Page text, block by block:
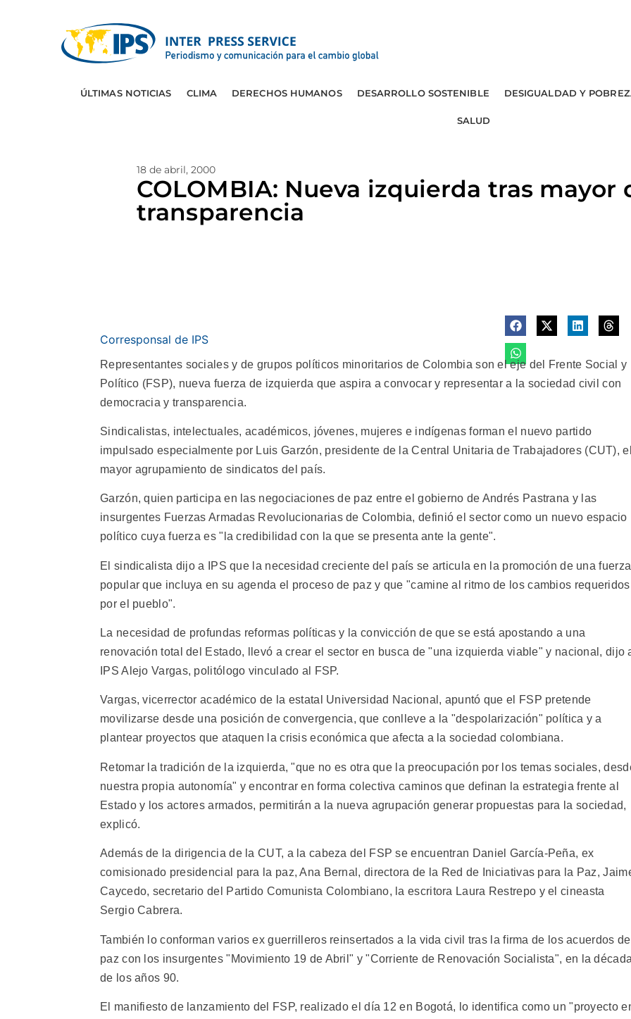
ÚLTIMAS NOTICIAS CLIMA DERECHOS HUMANOS DESARROLLO SOSTENIBLE DESIGUALDAD Y
SALUD
18 de abril, 2000
COLOMBIA: Nueva izquierda tras mayor
transparencia
Corresponsal de IPS
Representantes sociales y de grupos políticos minoritarios de Colombia son el eje del Frente Social y
Político (FSP), nueva fuerza de izquierda que aspira a convocar y representar a la sociedad civil con
democracia y transparencia.
Sindicalistas, intelectuales, académicos, jóvenes, mujeres e indígenas forman el nuevo partido
impulsado especialmente por Luis Garzón, presidente de la Central Unitaria de Trabajadores (CUT),
mayor agrupamiento de sindicatos del país.
Garzón, quien participa en las negociaciones de paz entre el gobierno de Andrés Pastrana y las
insurgentes Fuerzas Armadas Revolucionarias de Colombia, definió el sector como un nuevo espacio
político cuya fuerza es "la credibilidad con la que se presenta ante la gente".
El sindicalista dijo a IPS que la necesidad creciente del país se articula en la promoción de una fuerza
popular que incluya en su agenda el proceso de paz y que "camine al ritmo de los cambios requeridos
por el pueblo".
La necesidad de profundas reformas políticas y la convicción de que se está apostando a una
renovación total del Estado, llevó a crear el sector en busca de "una izquierda viable" y nacional, dijo
IPS Alejo Vargas, politólogo vinculado al FSP.
Vargas, vicerrector académico de la estatal Universidad Nacional, apuntó que el FSP pretende
movilizarse desde una posición de convergencia, que conlleve a la "despolarización" política y a
plantear proyectos que ataquen la crisis económica que afecta a la sociedad colombiana.
Retomar la tradición de la izquierda, "que no es otra que la preocupación por los temas sociales,
nuestra propia autonomía" y encontrar en forma colectiva caminos que definan la estrategia frente al
Estado y los actores armados, permitirán a la nueva agrupación generar propuestas para la sociedad,
explicó.
Además de la dirigencia de la CUT, a la cabeza del FSP se encuentran Daniel García-Peña, ex
comisionado presidencial para la paz, Ana Bernal, directora de la Red de Iniciativas para la Paz,
Caycedo, secretario del Partido Comunista Colombiano, la escritora Laura Restrepo y el cineasta
Sergio Cabrera.
También lo conforman varios ex guerrilleros reinsertados a la vida civil tras la firma de los acuerdos de
paz con los insurgentes "Movimiento 19 de Abril" y "Corriente de Renovación Socialista", en la
de los años 90.
El manifiesto de lanzamiento del FSP, realizado el día 12 en Bogotá, lo identifica como un "proyecto